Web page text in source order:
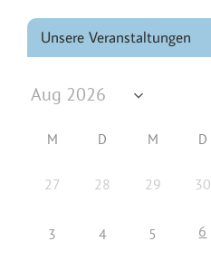
Unsere Veranstaltungen
M D M D
27 28 29 30
3 4 5 6